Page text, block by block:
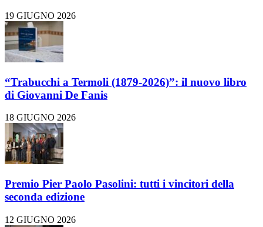
19 GIUGNO 2026
“Trabucchi a Termoli (1879-2026)”: il nuovo libro
di Giovanni De Fanis
18 GIUGNO 2026
Premio Pier Paolo Pasolini: tutti i vincitori della
seconda edizione
12 GIUGNO 2026